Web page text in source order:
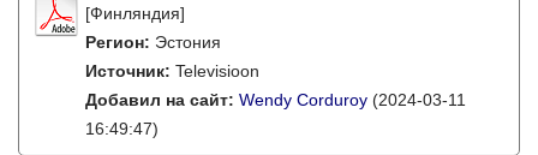
[Финляндия]
Регион: Эстония
Источник: Televisioon
Добавил на сайт: Wendy Corduroy (2024-03-11
16:49:47)